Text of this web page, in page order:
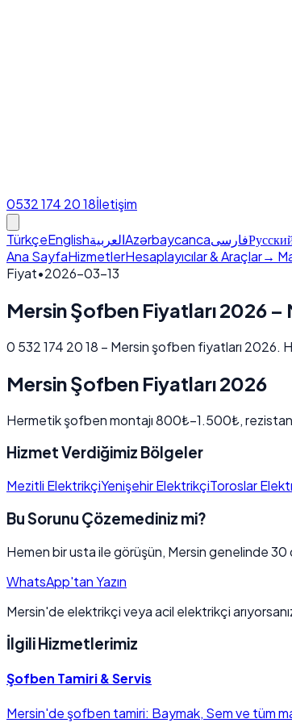
0532 174 20 18İletişim
TürkçeEnglishالعربيةAzərbaycancaفارسی
Ana SayfaHizmetlerHesaplayıcılar & Araçlar→
Fiyat•2026-03-13
Mersin Şofben Fiyatları 2026 –
0 532 174 20 18 – Mersin şofben fiyatları
Mersin Şofben Fiyatları 2026
Hermetik şofben montajı 800₺–1.500₺,
Hizmet Verdiğimiz Bölgeler
Mezitli ElektrikçiYenişehir ElektrikçiToroslar
Bu Sorunu Çözemediniz mi?
Hemen bir usta ile görüşün, Mersin genelinde 30
WhatsApp'tan Yazın
Mersin'de elektrikçi veya acil elektrikçi
İlgili Hizmetlerimiz
Şofben Tamiri & Servis
Mersin'de şofben tamiri: Baymak, Sem ve tüm